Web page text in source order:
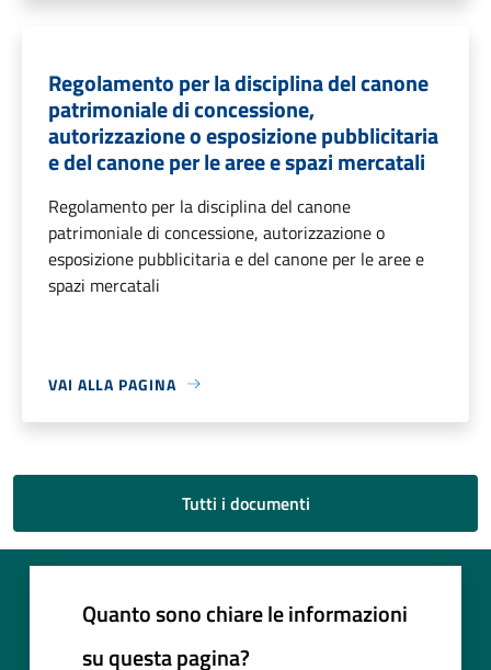
Regolamento per la disciplina del canone
patrimoniale di concessione,
autorizzazione o esposizione pubblicitaria
e del canone per le aree e spazi mercatali
Regolamento per la disciplina del canone
patrimoniale di concessione, autorizzazione o
esposizione pubblicitaria e del canone per le aree e
spazi mercatali
VAI ALLA PAGINA
Tutti i documenti
Quanto sono chiare le informazioni
su questa pagina?